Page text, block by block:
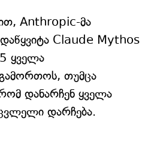
Anthropic-მა
Claude Mythos
ყველა
თუმცა
დანარჩენ ყველა
დარჩება.